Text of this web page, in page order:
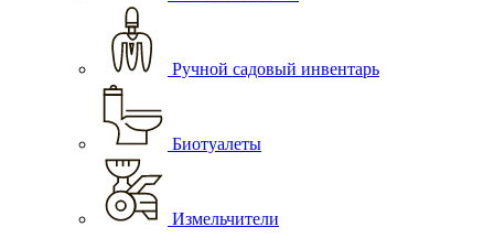
Ручной садовый инвентарь
Биотуалеты
Измельчители